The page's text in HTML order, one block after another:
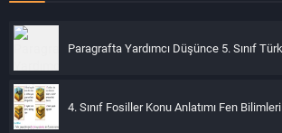
Paragrafta Yardımcı Düşünce 5. Sınıf
4. Sınıf Fosiller Konu Anlatımı Fen Bilimleri